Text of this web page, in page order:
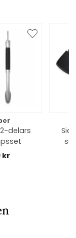
delars
kr